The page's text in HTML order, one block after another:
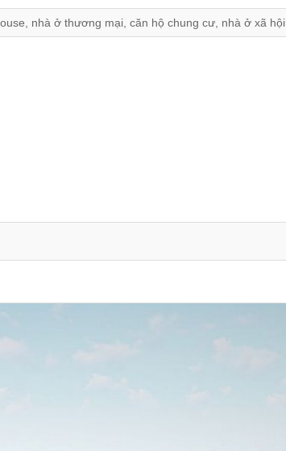
nhà ở thương mại, căn hộ chung cư, nhà ở xã hội.